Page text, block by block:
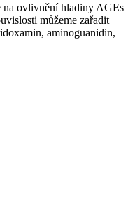
na ovlivnění hladiny AGEs
můžeme zařadit
aminoguanidin,